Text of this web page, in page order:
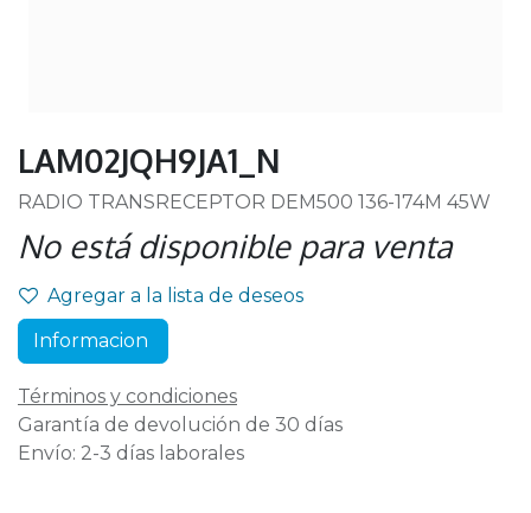
LAM02JQH9JA1_N
RADIO TRANSRECEPTOR DEM500 136-174M 45W
No está disponible para venta
Agregar a la lista de deseos
Informacion
Términos y condiciones
Garantía de devolución de 30 días
Envío: 2-3 días laborales